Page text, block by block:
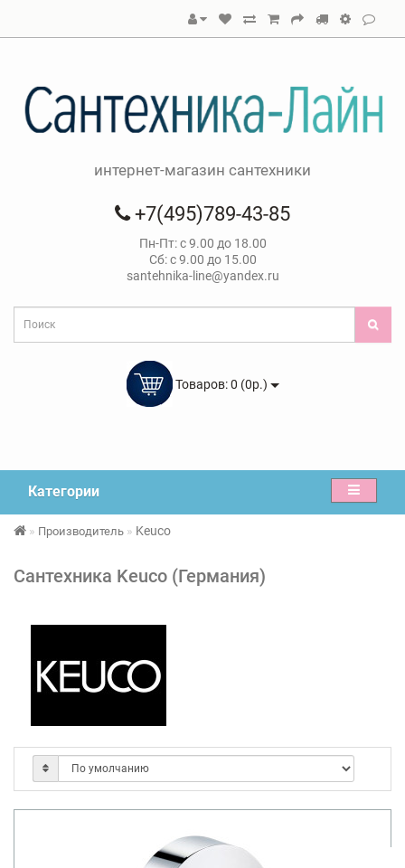
интернет-магазин сантехники
+7(495)789-43-85
Пн-Пт: с 9.00 до 18.00
Сб: с 9.00 до 15.00
santehnika-line@yandex.ru
Товаров: 0 (0р.)
Категории
Производитель Keuco
Сантехника Keuco (Германия)